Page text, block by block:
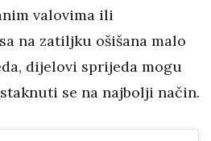
valovima ili
na zatiljku ošišana malo
dijelovi sprijeda mogu
se na najbolji način.